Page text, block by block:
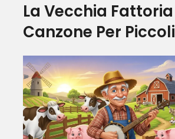
La Vecchia Fattoria
Canzone Per Piccoli